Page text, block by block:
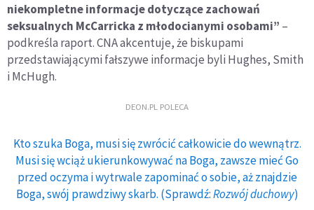
niekompletne informacje dotyczące zachowań
seksualnych McCarricka z młodocianymi osobami” –
podkreśla raport. CNA akcentuje, że biskupami
przedstawiającymi fałszywe informacje byli Hughes, Smith
i McHugh.
DEON.PL POLECA
Kto szuka Boga, musi się zwrócić całkowicie do wewnątrz.
Musi się wciąż ukierunkowywać na Boga, zawsze mieć Go
przed oczyma i wytrwale zapominać o sobie, aż znajdzie
Boga, swój prawdziwy skarb. (Sprawdź:Rozwój duchowy)